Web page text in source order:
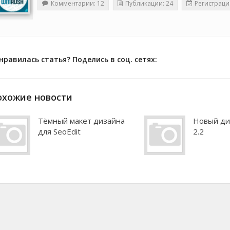
Комментарии: 12 Публикации: 24
статья? Поделись в соц. сетях:
новости
Тёмный макет дизайна
для SeoEdit
Новый
2.2